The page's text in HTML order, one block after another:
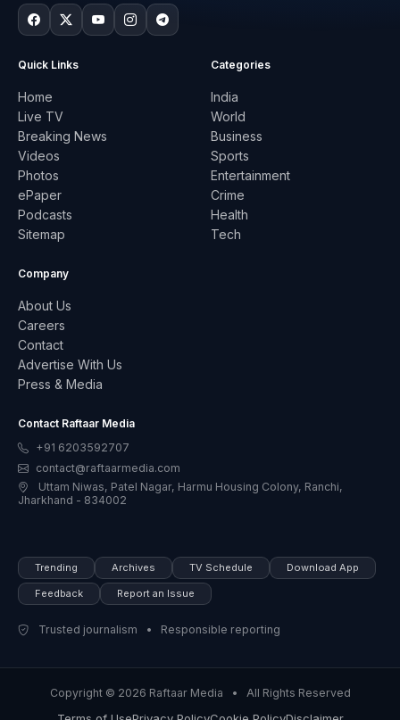
Quick Links
Home
Live TV
Breaking News
Videos
Photos
ePaper
Podcasts
Sitemap
Categories
India
World
Business
Sports
Entertainment
Crime
Health
Tech
Company
About Us
Careers
Contact
Advertise With Us
Press & Media
Contact Raftaar Media
+91 6203592707
contact@raftaarmedia.com
Uttam Niwas, Patel Nagar, Harmu Housing Colony, Ranchi,
Jharkhand - 834002
Trending Archives TV Schedule Download App
Feedback Report an Issue
Trusted journalism • Responsible reporting
Copyright © 2026 Raftaar Media • All Rights Reserved